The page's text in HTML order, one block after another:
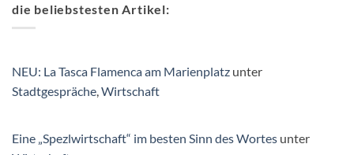
die beliebstesten Artikel:
NEU: La Tasca Flamenca am Marienplatz unter
Stadtgespräche,Wirtschaft
Eine „Spezlwirtschaft“ im besten Sinn des Wortes unter